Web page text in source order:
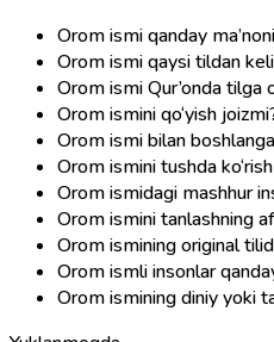
Orom ismi qanday
Orom ismi qaysi tildan
Orom ismi Qur’onda tilga
Orom ismini qo‘yish
Orom ismi bilan
Orom ismini tushda
Orom ismidagi mashhur
Orom ismini tanlashning
Orom ismining original
Orom ismli insonlar
Orom ismining diniy yoki